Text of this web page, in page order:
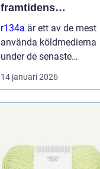
framtidens
alternativ
r134a är ett av de mest
använda köldmedierna
under de senaste
decennierna. Det har
haft en central roll i kyl-
kommersiella kylmöbler
och värmepumpar. Sa...
14 januari 2026